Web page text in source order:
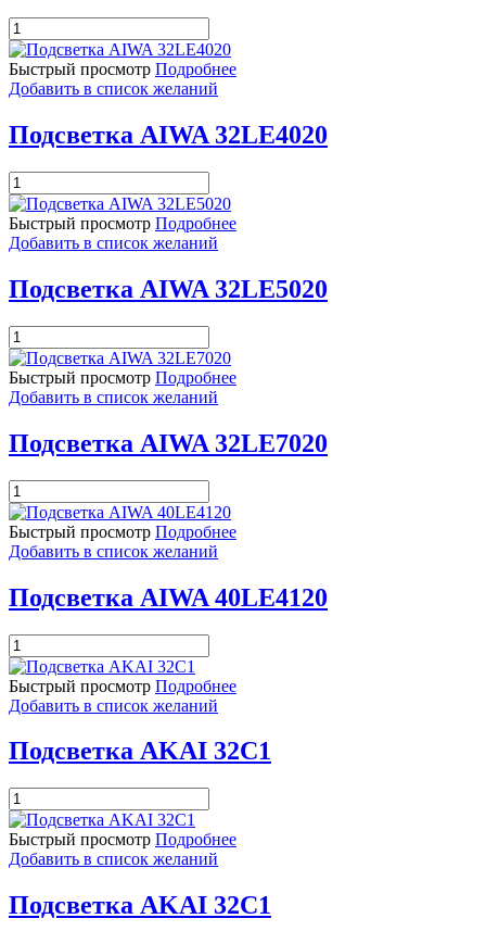
Количество
товара
Подсветка
39LEX-
5045/T2C
Быстрый просмотр Подробнее
Добавить в список желаний
Подсветка AIWA 32LE4020
Количество
товара
Подсветка
AIWA
32LE4020
Быстрый просмотр Подробнее
Добавить в список желаний
Подсветка AIWA 32LE5020
Количество
товара
Подсветка
AIWA
32LE5020
Быстрый просмотр Подробнее
Добавить в список желаний
Подсветка AIWA 32LE7020
Количество
товара
Подсветка
AIWA
32LE7020
Быстрый просмотр Подробнее
Добавить в список желаний
Подсветка AIWA 40LE4120
Количество
товара
Подсветка
AIWA
40LE4120
Быстрый просмотр Подробнее
Добавить в список желаний
Подсветка AKAI 32C1
Количество
товара
Подсветка
AKAI
32C1
Быстрый просмотр Подробнее
Добавить в список желаний
Подсветка AKAI 32C1